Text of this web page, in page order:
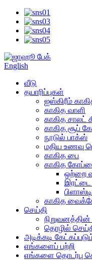
English
வீடு
தயாரிப்புகள்
ஐஸ்கிரீம்
காகித வாளி
காகித
காகித சூப்
நூடுல் பாக்ஸ்
மதிய உணவு
காகித பை
காகித
ஒற்றை
இரட்டை
காகித
செய்தி
நிறுவனத்தின்
தொழில்
அடிக்கடி
எங்களைப் பற்றி
எங்களை தொடர்பு